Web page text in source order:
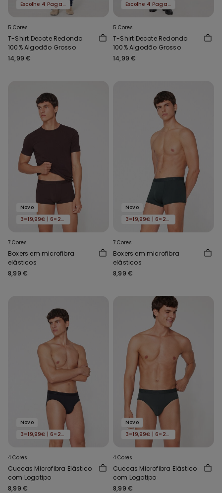
Escolhe 4 Paga 3
5 Cores
T-Shirt Decote Redondo
100% Algodão Grosso
14,99 €
Escolhe 4 Paga 3
5 Cores
T-Shirt Decote Redondo
100% Algodão Grosso
14,99 €
Novo
3=19,99€ | 6=29,99€
7 Cores
Boxers em microfibra
elásticos
8,99 €
Novo
3=19,99€ | 6=29,99€
7 Cores
Boxers em microfibra
elásticos
8,99 €
Novo
3=19,99€ | 6=29,99€
4 Cores
Cuecas Microfibra Elástico
com Logotipo
8,99 €
Novo
3=19,99€ | 6=29,99€
4 Cores
Cuecas Microfibra Elástico
com Logotipo
8,99 €